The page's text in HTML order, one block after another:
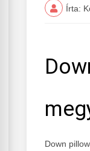
Írta:
Down